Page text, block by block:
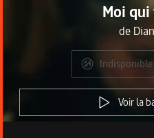
Moi
de
Voir la